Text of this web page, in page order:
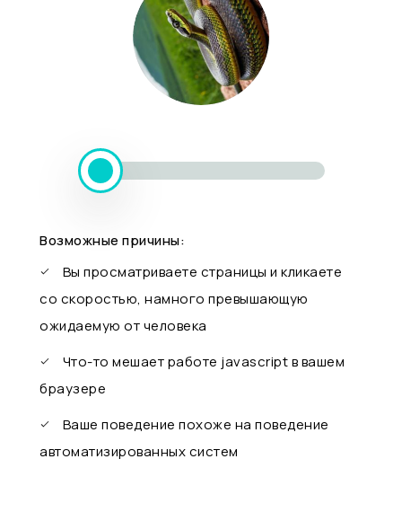
Возможные причины:
Вы просматриваете страницы и кликаете
со скоростью, намного превышающую
ожидаемую от человека
Что-то мешает работе javascript в вашем
браузере
Ваше поведение похоже на поведение
автоматизированных систем